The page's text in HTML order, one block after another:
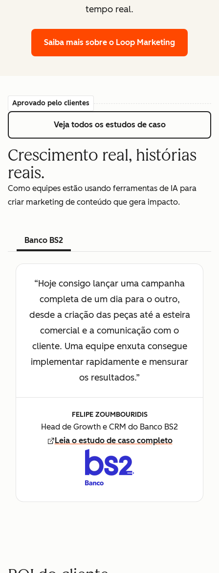
tempo real.
Saiba mais sobre o Loop Marketing
Aprovado pelo clientes
Veja todos os estudos de caso
Crescimento real, histórias
reais.
Como equipes estão usando ferramentas de IA para
criar marketing de conteúdo que gera impacto.
Banco BS2
“Hoje consigo lançar uma campanha
completa de um dia para o outro,
desde a criação das peças até a esteira
comercial e a comunicação com o
cliente. Uma equipe enxuta consegue
implementar rapidamente e mensurar
os resultados.”
FELIPE ZOUMBOURIDIS
Head de Growth e CRM do Banco BS2
Leia o estudo de caso completo